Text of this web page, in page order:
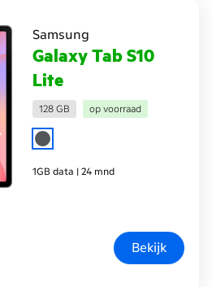
Samsung
Galaxy Tab S10
Lite
128 GB op voorraad
1GB data | 24 mnd
Bekijk